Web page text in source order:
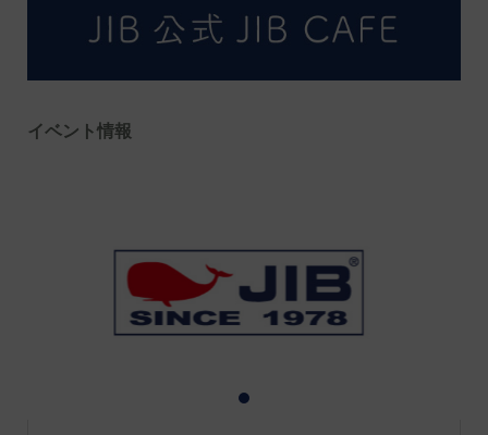
イベント情報
2